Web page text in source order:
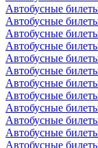
Автобусные
Автобусные
Автобусные
Автобусные
Автобусные
Автобусные
Автобусные
Автобусные
Автобусные
Автобусные
Автобусные
Автобусные